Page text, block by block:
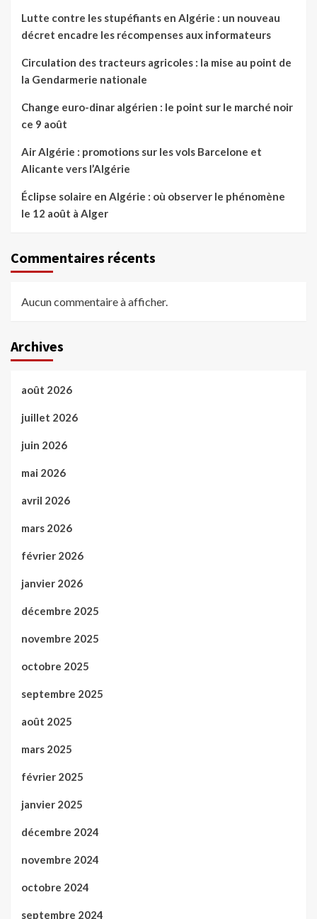
Lutte contre les stupéfiants en Algérie : un nouveau
décret encadre les récompenses aux informateurs
Circulation des tracteurs agricoles : la mise au point de
la Gendarmerie nationale
Change euro-dinar algérien : le point sur le marché noir
ce 9 août
Air Algérie : promotions sur les vols Barcelone et
Alicante vers l’Algérie
Éclipse solaire en Algérie : où observer le phénomène
le 12 août à Alger
Commentaires récents
Aucun commentaire à afficher.
Archives
août 2026
juillet 2026
juin 2026
mai 2026
avril 2026
mars 2026
février 2026
janvier 2026
décembre 2025
novembre 2025
octobre 2025
septembre 2025
août 2025
mars 2025
février 2025
janvier 2025
décembre 2024
novembre 2024
octobre 2024
septembre 2024